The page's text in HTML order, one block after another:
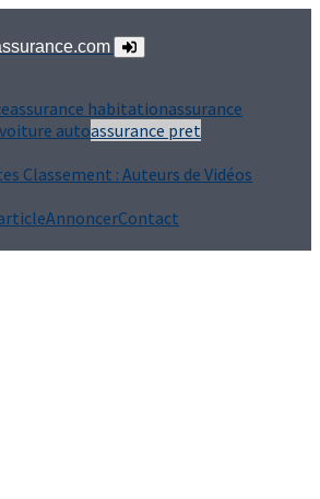
assurance habitationassurance
autoassurance pret
Classement : Auteurs de Vidéos
AnnoncerContact